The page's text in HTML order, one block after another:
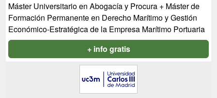
Máster Universitario en Abogacía y Procura + Máster de
Formación Permanente en Derecho Marítimo y Gestión
Económico-Estratégica de la Empresa Marítimo Portuaria
+ info gratis